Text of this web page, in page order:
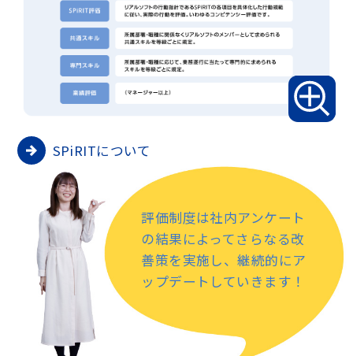
評価制度は社内アンケート
の結果によってさらなる改
善策を実施し、継続的にア
ップデートしていきます！
SPiRITについて